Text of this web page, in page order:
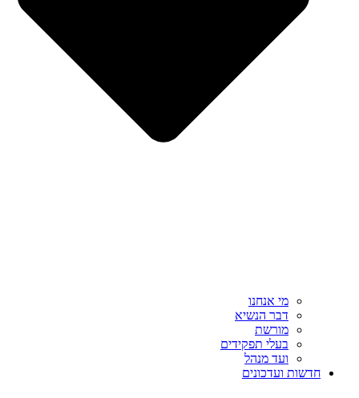
מי אנחנו
דבר הנשיא
מורשת
בעלי תפקידים
ועד מנהל
חדשות ועדכונים